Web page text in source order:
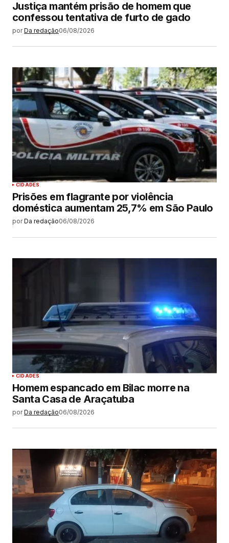
Justiça mantém prisão de homem que
confessou tentativa de furto de gado
por Da redação06/08/2026
CIDADES
Prisões em flagrante por violência
doméstica aumentam 25,7% em São Paulo
por Da redação06/08/2026
CIDADES
Homem espancado em Bilac morre na
Santa Casa de Araçatuba
por Da redação06/08/2026